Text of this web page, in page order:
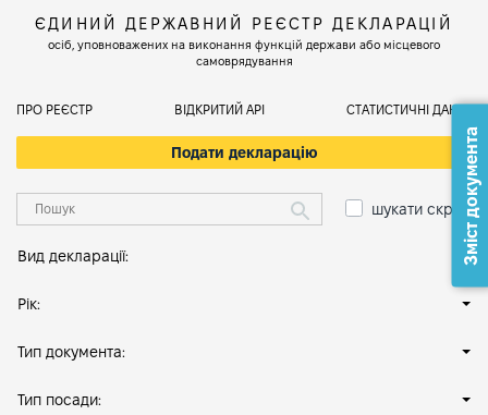
ЄДИНИЙ ДЕРЖАВНИЙ РЕЄСТР ДЕКЛАРАЦІЙ
осіб, уповноважених на виконання функцій держави або місцевого
самоврядування
ПРО РЕЄСТР ВІДКРИТИЙ АРІ СТАТИСТИЧНІ ДАНІ
Подати декларацію
шукати скрізь
Вид декларації:
Рік:
Тип документа:
Тип посади:
Зміст документа